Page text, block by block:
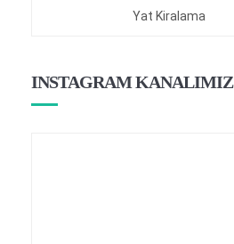
Yat Kiralama
INSTAGRAM KANALIMIZ